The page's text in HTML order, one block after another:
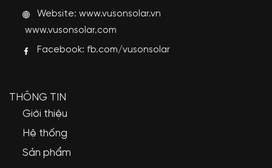
Website:www.vusonsolar.vn
www.vusonsolar.com
Facebook: fb.com/vusonsolar
THÔNG TIN
Giới thiệu
Hệ thống
Sản phẩm